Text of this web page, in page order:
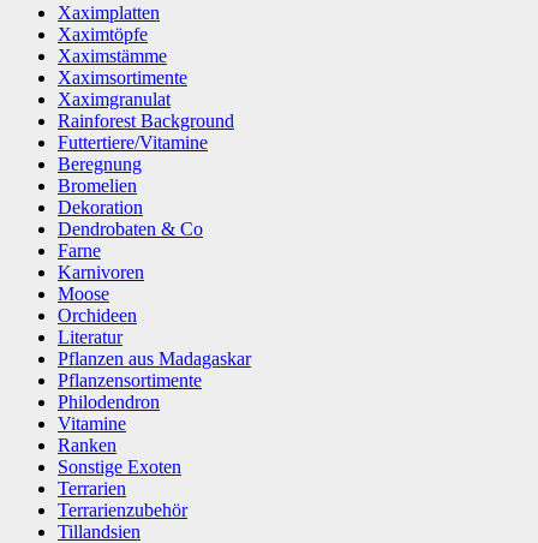
Xaximplatten
Xaximtöpfe
Xaximstämme
Xaximsortimente
Xaximgranulat
Rainforest Background
Futtertiere/Vitamine
Beregnung
Bromelien
Dekoration
Dendrobaten & Co
Farne
Karnivoren
Moose
Orchideen
Literatur
Pflanzen aus Madagaskar
Pflanzensortimente
Philodendron
Vitamine
Ranken
Sonstige Exoten
Terrarien
Terrarienzubehör
Tillandsien